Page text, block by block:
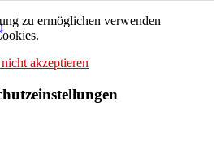
zu ermöglichen verwenden
akzeptieren